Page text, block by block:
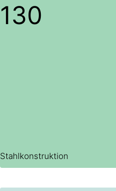
130
Stahlkonstruktion